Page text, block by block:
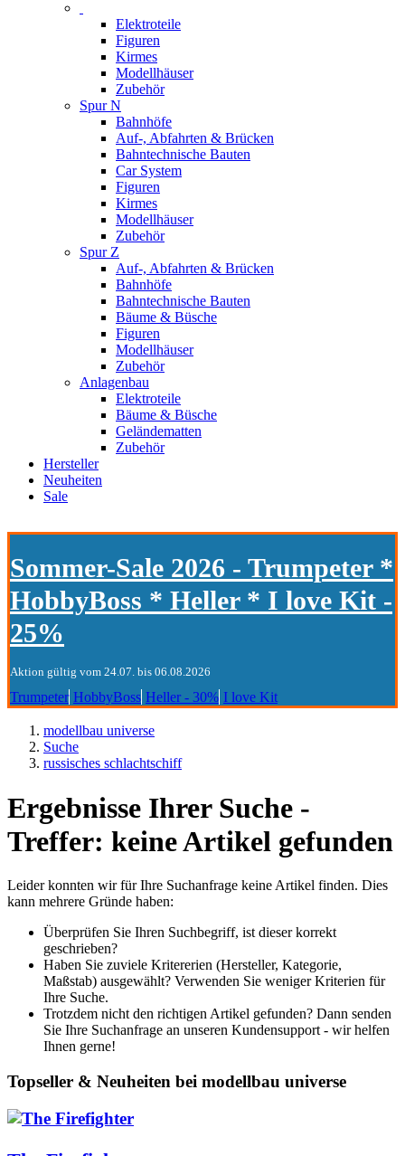
Elektroteile
Figuren
Kirmes
Modellhäuser
Zubehör
Spur N
Bahnhöfe
Auf-, Abfahrten & Brücken
Bahntechnische Bauten
Car System
Figuren
Kirmes
Modellhäuser
Zubehör
Spur Z
Auf-, Abfahrten & Brücken
Bahnhöfe
Bahntechnische Bauten
Bäume & Büsche
Figuren
Modellhäuser
Zubehör
Anlagenbau
Elektroteile
Bäume & Büsche
Geländematten
Zubehör
Hersteller
Neuheiten
Sale
Sommer-Sale 2026 - Trumpeter *
HobbyBoss * Heller * I love Kit -
25%
Aktion gültig vom 24.07. bis 06.08.2026
Trumpeter HobbyBoss Heller - 30% I love Kit
modellbau universe
Suche
russisches schlachtschiff
Ergebnisse Ihrer Suche -
Treffer: keine Artikel gefunden
Leider konnten wir für Ihre Suchanfrage keine Artikel finden. Dies
kann mehrere Gründe haben:
Überprüfen Sie Ihren Suchbegriff, ist dieser korrekt
geschrieben?
Haben Sie zuviele Kritererien (Hersteller, Kategorie,
Maßstab) ausgewählt? Verwenden Sie weniger Kriterien für
Ihre Suche.
Trotzdem nicht den richtigen Artikel gefunden? Dann senden
Sie Ihre Suchanfrage an unseren Kundensupport - wir helfen
Ihnen gerne!
Topseller & Neuheiten bei modellbau universe